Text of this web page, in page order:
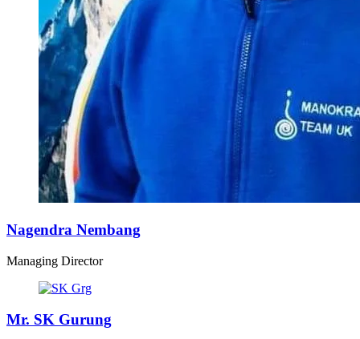
Nagendra Nembang
Managing Director
Mr. SK Gurung